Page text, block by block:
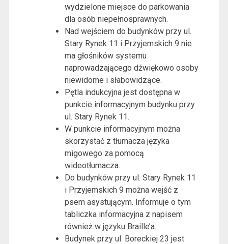
wydzielone miejsce do parkowania
dla osób niepełnosprawnych.
Nad wejściem do budynków przy ul.
Stary Rynek 11 i Przyjemskich 9 nie
ma głośników systemu
naprowadzającego dźwiękowo osoby
niewidome i słabowidzące.
Pętla indukcyjna jest dostępna w
punkcie informacyjnym budynku przy
ul. Stary Rynek 11.
W punkcie informacyjnym można
skorzystać z tłumacza języka
migowego za pomocą
wideotłumacza.
Do budynków przy ul. Stary Rynek 11
i Przyjemskich 9 można wejść z
psem asystującym. Informuje o tym
tabliczka informacyjna z napisem
również w języku Braille’a.
Budynek przy ul. Boreckiej 23 jest